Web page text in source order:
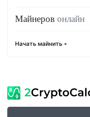
Майнеров онлайн
Начать майнить